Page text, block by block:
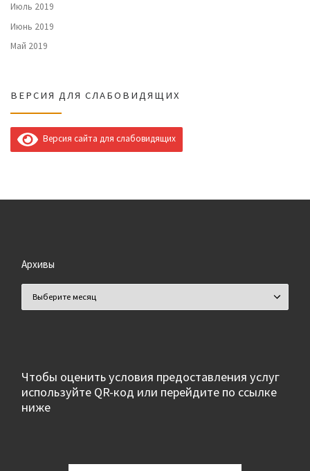
Июль 2019
Июнь 2019
Май 2019
ВЕРСИЯ ДЛЯ СЛАБОВИДЯЩИХ
Версия сайта для слабовидящих
Архивы
Чтобы оценить условия предоставления услуг
используйте QR-код или перейдите по ссылке
ниже